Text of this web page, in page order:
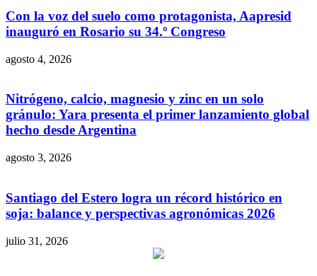
Con la voz del suelo como protagonista, Aapresid
inauguró en Rosario su 34.º Congreso
agosto 4, 2026
Nitrógeno, calcio, magnesio y zinc en un solo
gránulo: Yara presenta el primer lanzamiento global
hecho desde Argentina
agosto 3, 2026
Santiago del Estero logra un récord histórico en
soja: balance y perspectivas agronómicas 2026
julio 31, 2026